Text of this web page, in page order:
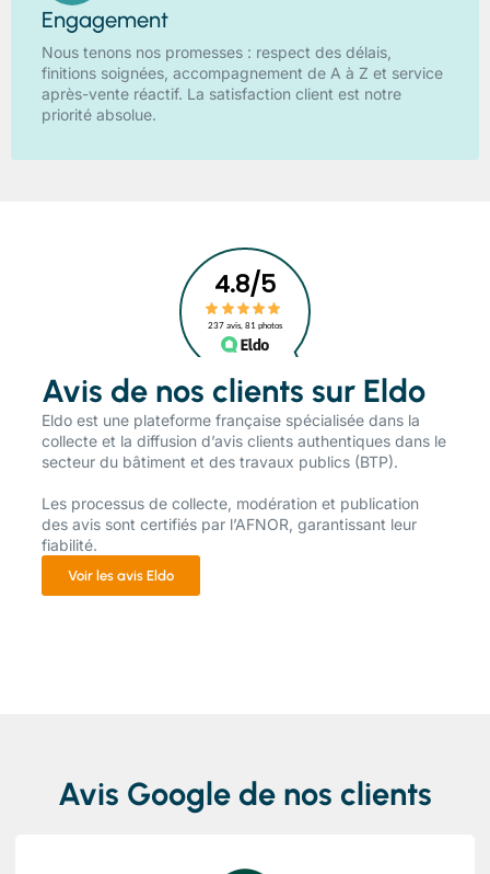
Engagement
Nous tenons nos promesses : respect des délais,
finitions soignées, accompagnement de A à Z et service
après-vente réactif. La satisfaction client est notre
priorité absolue.
Avis de nos clients sur Eldo
​Eldo est une plateforme française spécialisée dans la
collecte et la diffusion d’avis clients authentiques dans le
secteur du bâtiment et des travaux publics (BTP).
Les processus de collecte, modération et publication
des avis sont certifiés par l’AFNOR, garantissant leur
fiabilité.
Voir les avis Eldo
Avis Google de nos clients